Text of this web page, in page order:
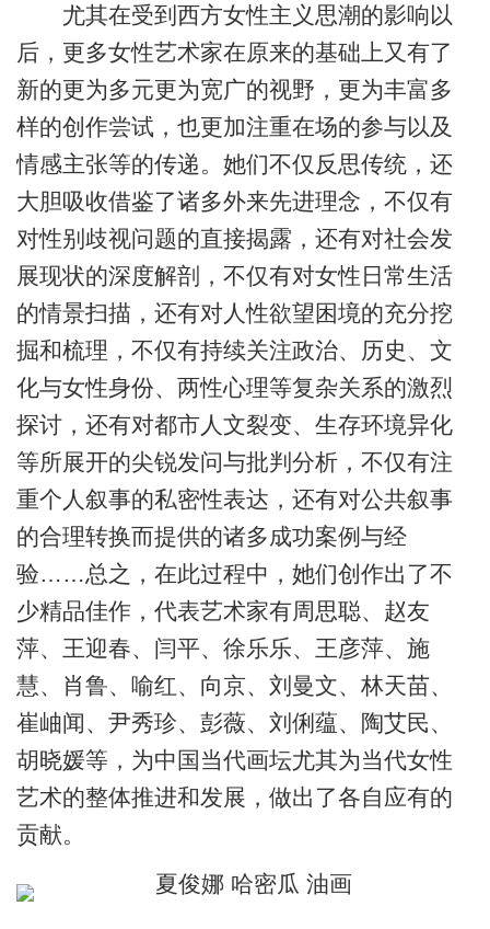
尤其在受到西方女性主义思潮的影响以
后，更多女性艺术家在原来的基础上又有了
新的更为多元更为宽广的视野，更为丰富多
样的创作尝试，也更加注重在场的参与以及
情感主张等的传递。她们不仅反思传统，还
大胆吸收借鉴了诸多外来先进理念，不仅有
对性别歧视问题的直接揭露，还有对社会发
展现状的深度解剖，不仅有对女性日常生活
的情景扫描，还有对人性欲望困境的充分挖
掘和梳理，不仅有持续关注政治、历史、文
化与女性身份、两性心理等复杂关系的激烈
探讨，还有对都市人文裂变、生存环境异化
等所展开的尖锐发问与批判分析，不仅有注
重个人叙事的私密性表达，还有对公共叙事
的合理转换而提供的诸多成功案例与经
验……总之，在此过程中，她们创作出了不
少精品佳作，代表艺术家有周思聪、赵友
萍、王迎春、闫平、徐乐乐、王彦萍、施
慧、肖鲁、喻红、向京、刘曼文、林天苗、
崔岫闻、尹秀珍、彭薇、刘俐蕴、陶艾民、
胡晓媛等，为中国当代画坛尤其为当代女性
艺术的整体推进和发展，做出了各自应有的
贡献。